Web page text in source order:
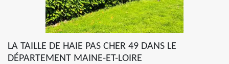
LA TAILLE DE HAIE PAS CHER 49 DANS LE
DÉPARTEMENT MAINE-ET-LOIRE